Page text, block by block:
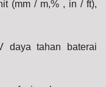
(mm / m,% , in / ft),
daya tahan baterai